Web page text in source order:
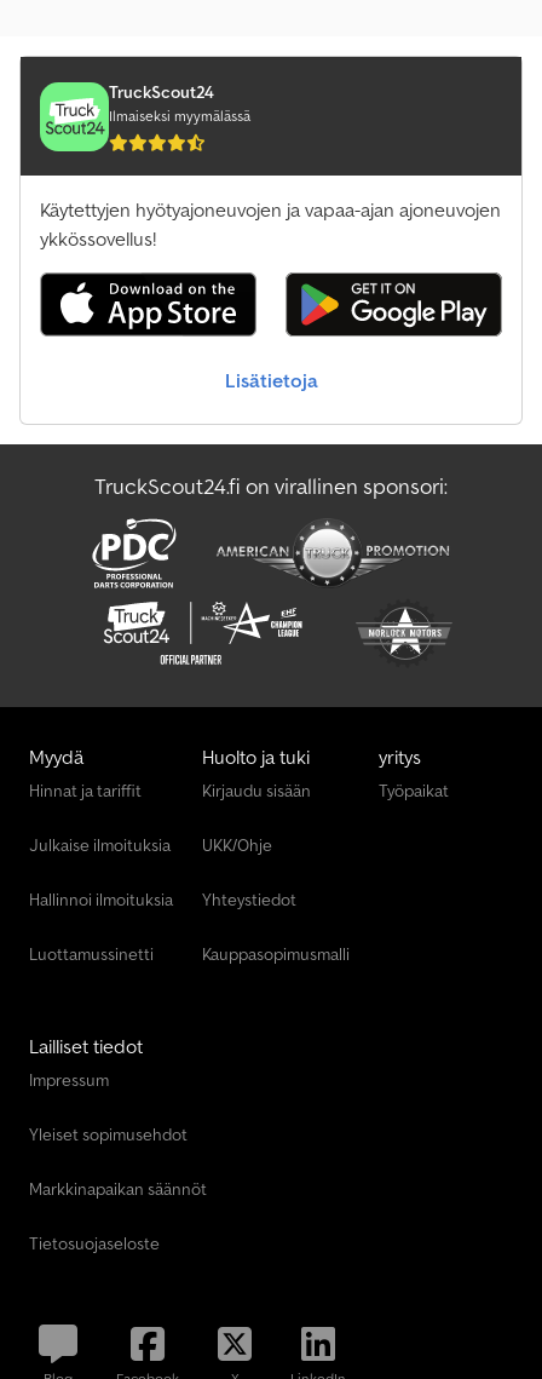
TruckScout24
Ilmaiseksi myymälässä
Käytettyjen hyötyajoneuvojen ja vapaa-ajan ajoneuvojen
ykkössovellus!
Lisätietoja
TruckScout24.fi on virallinen sponsori:
Myydä
Hinnat ja tariffit
Julkaise ilmoituksia
Hallinnoi ilmoituksia
Luottamussinetti
Huolto ja tuki
Kirjaudu sisään
UKK/Ohje
Yhteystiedot
Kauppasopimusmalli
yritys
Työpaikat
Lailliset tiedot
Impressum
Yleiset sopimusehdot
Markkinapaikan säännöt
Tietosuojaseloste